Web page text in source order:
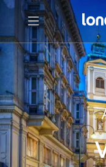
Menu